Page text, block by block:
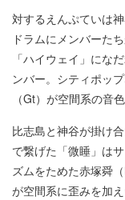
対するえんぷていは
ドラムにメンバーた
「ハイウェイ」にな
ンバー。シティポッ
（Gt）が空間系の音
比志島と神谷が掛け
で繋げた「微睡」は
ズムをためた赤塚舜
が空間系に歪みを加